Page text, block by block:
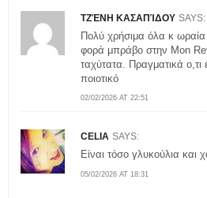
ΤΖΈΝΗ ΚΑΣΑΠΊΔΟΥ SAYS:
02/02/2026 AT 22:51
Πολύ χρήσιμα όλα κ
φορά μπράβο στην Mon
ταχύτατα. Πραγματικά ο,τι
ποιοτικό
CELIA SAYS:
05/02/2026 AT 18:31
Είναι τόσο γλυκούλια και